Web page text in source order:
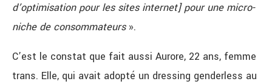
d’optimisation pour les sites internet] pour une micro-
niche de consommateurs».
C’est le constat que fait aussi Aurore, 22 ans, femme
trans. Elle, qui avait adopté un dressing genderless au